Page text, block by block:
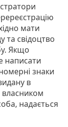
мати
та свідоцтво
Якщо
написати
знаки
в
власником
надається